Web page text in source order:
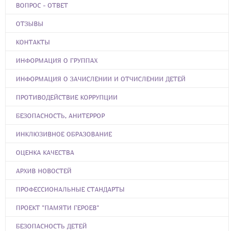
ВОПРОС - ОТВЕТ
ОТЗЫВЫ
КОНТАКТЫ
ИНФОРМАЦИЯ О ГРУППАХ
ИНФОРМАЦИЯ О ЗАЧИСЛЕНИИ И ОТЧИСЛЕНИИ ДЕТЕЙ
ПРОТИВОДЕЙСТВИЕ КОРРУПЦИИ
БЕЗОПАСНОСТЬ, АНИТЕРРОР
ИНКЛЮЗИВНОЕ ОБРАЗОВАНИЕ
ОЦЕНКА КАЧЕСТВА
АРХИВ НОВОСТЕЙ
ПРОФЕССИОНАЛЬНЫЕ СТАНДАРТЫ
ПРОЕКТ "ПАМЯТИ ГЕРОЕВ"
БЕЗОПАСНОСТЬ ДЕТЕЙ